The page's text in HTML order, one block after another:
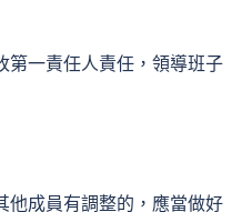
第一責任人責任，領導班子
他成員有調整的，應當做好